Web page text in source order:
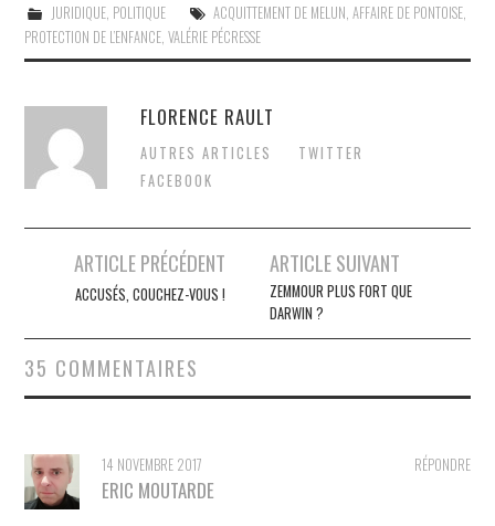
JURIDIQUE, POLITIQUE ACQUITTEMENT DE MELUN AFFAIRE DE PONTOISE,
PROTECTION DE L’ENFANCE ,VALÉRIE PÉCRESSE
FLORENCE RAULT
AUTRES ARTICLES
TWITTER
FACEBOOK
navigation
ARTICLE PRÉCÉDENT
ACCUSÉS, COUCHEZ-VOUS !
ARTICLE SUIVANT
ZEMMOUR PLUS FORT QUE
DARWIN ?
35 COMMENTAIRES
RÉPONDRE
14 NOVEMBRE 2017
ERIC MOUTARDE